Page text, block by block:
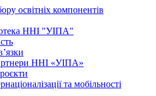
освітніх компонентів
ННІ "УІПА"
ННІ «УІПА»
та мобільності